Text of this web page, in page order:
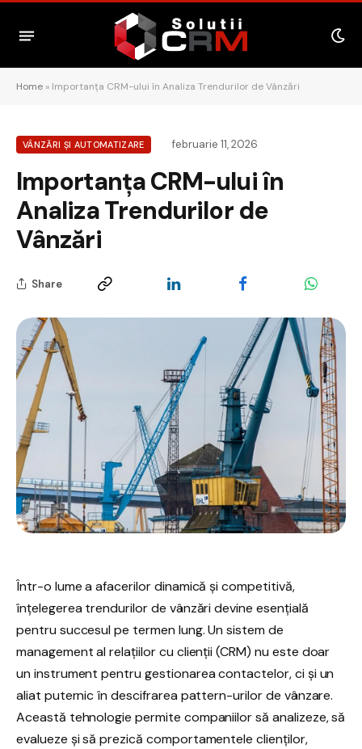
Home » Importanța CRM-ului în Analiza Trendurilor de Vânzări
VÂNZĂRI ȘI AUTOMATIZARE februarie 11, 2026
Importanța CRM-ului în
Analiza Trendurilor de
Vânzări
Share
Într-o lume a afacerilor dinamică și competitivă,
înțelegerea trendurilor de vânzări devine esențială
pentru succesul pe termen lung. Un sistem de
management al relațiilor cu clienții (CRM) nu este doar
un instrument pentru gestionarea contactelor, ci și un
aliat puternic în descifrarea pattern-urilor de vânzare.
Această tehnologie permite companiilor să analizeze, să
evalueze și să prezică comportamentele clienților,